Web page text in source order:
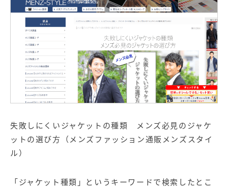
失敗しにくいジャケットの種類 メンズ必見のジャケ
ットの選び方（メンズファッション通販メンズスタイ
ル）
「ジャケット種類」というキーワードで検索したとこ